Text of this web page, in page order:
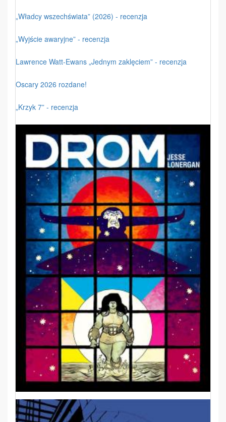
„Władcy wszechświata” (2026) - recenzja
„Wyjście awaryjne” - recenzja
Lawrence Watt-Ewans „Jednym zaklęciem” - recenzja
Oscary 2026 rozdane!
„Krzyk 7” - recenzja